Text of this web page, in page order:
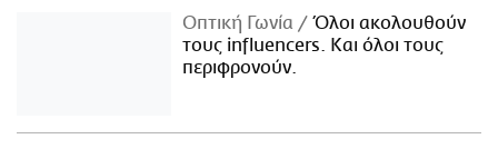
Οπτική Γωνία
Όλοι ακολουθούν
τους influencers. Και όλοι τους
περιφρονούν.